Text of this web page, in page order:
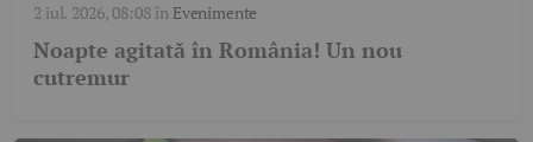
2 iul. 2026, 08:08în Evenimente
Noapte agitată în România! Un nou
cutremur